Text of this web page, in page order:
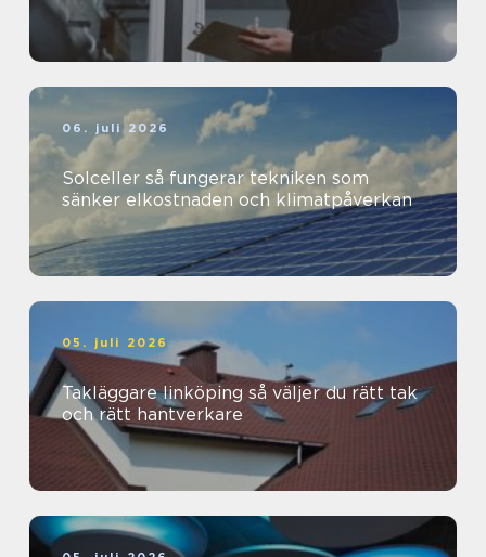
06. juli 2026
Solceller så fungerar tekniken som
sänker elkostnaden och klimatpåverkan
05. juli 2026
Takläggare linköping så väljer du rätt tak
och rätt hantverkare